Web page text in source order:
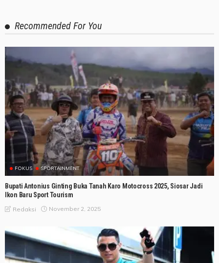
Recommended For You
FOKUS SPORTAINMENT
Bupati Antonius Ginting Buka Tanah Karo Motocross 2025, Siosar Jadi
Ikon Baru Sport Tourism
Redaksi November 2, 2025